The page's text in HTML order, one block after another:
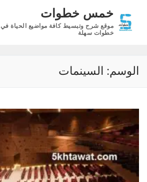
المحتوى
خمس خطوات
موقع شرح وتبسيط كافة مواضيع الحياة في
خطوات سهلة
الوسم: السينمات